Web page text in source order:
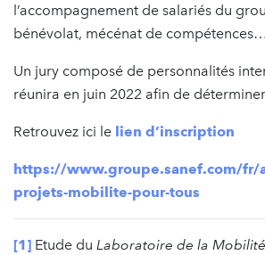
l’accompagnement de salariés du
bénévolat, mécénat de
Un jury composé de personnalités
réunira en juin 2022 afin de
Retrouvez ici le lien d’inscription
https://www.groupe.sanef.com/fr/
projets-mobilite-pour-tous
[1] Etude du Laboratoire de la